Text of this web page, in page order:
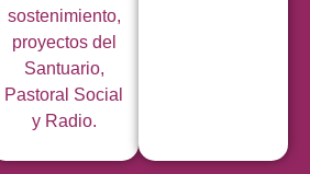
sostenimiento,
proyectos del
Santuario,
Pastoral Social
y Radio.